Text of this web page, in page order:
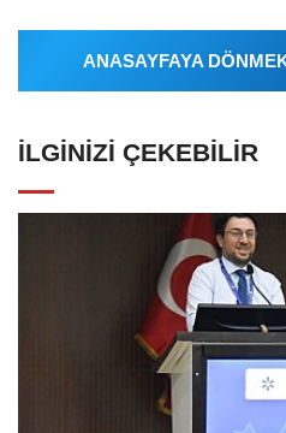
ANASAYFAYA
İLGINIZI ÇEKEBILIR